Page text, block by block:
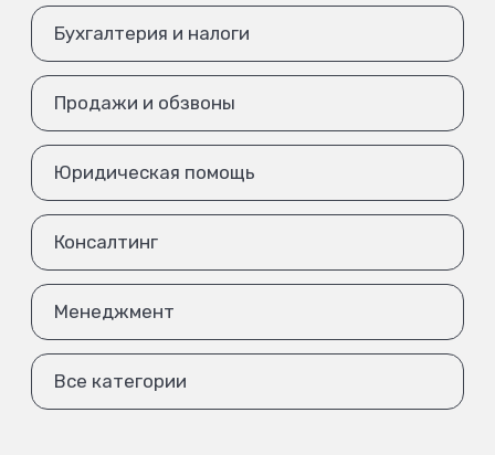
Бухгалтерия и налоги
Продажи и обзвоны
Юридическая помощь
Консалтинг
Менеджмент
Все категории